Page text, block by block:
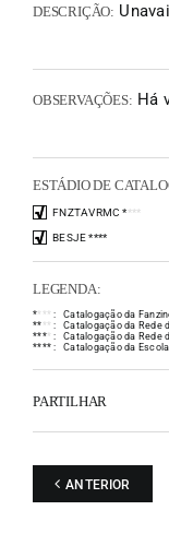
DESCRIÇÃO:
OBSERVAÇÕES: Há
ESTÁDIO DE
FNZTAVRMC ****
BESJE ****
LEGENDA:
** * * :
Catalogação da
** * * :
Catalogação da Rede
**** :
Catalogação da Rede
**** : Catalogação da
PARTILHAR
ANTERIOR